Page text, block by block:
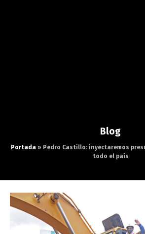
Blog
Portada» Pedro Castillo: inyectaremos
todo el país